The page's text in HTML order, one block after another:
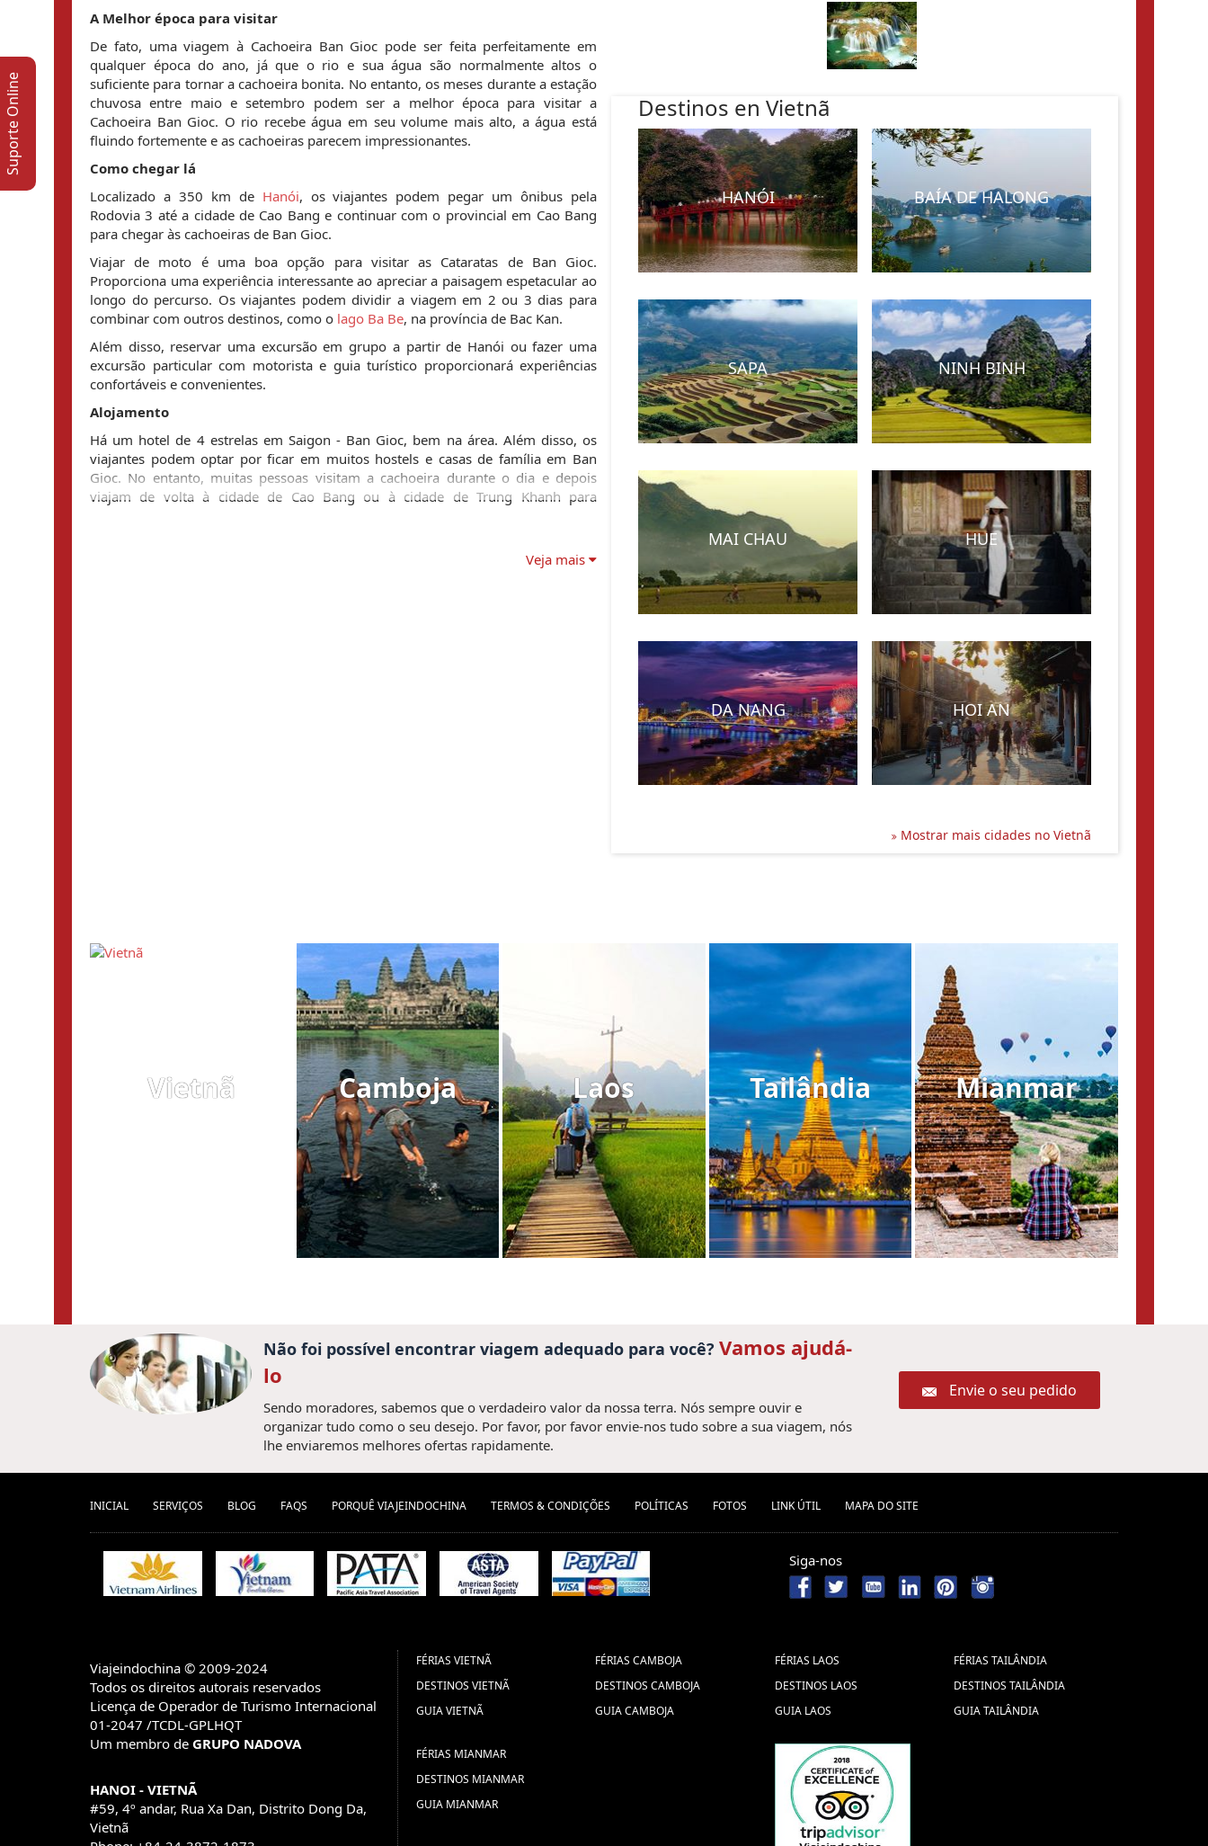
A Melhor época para visitar
De fato, uma viagem à Cachoeira Ban Gioc pode ser feita perfeitamente em
qualquer época do ano, já que o rio e sua água são normalmente altos o
suficiente para tornar a cachoeira bonita. No entanto, os meses durante a estação
chuvosa entre maio e setembro podem ser a melhor época para visitar a
Cachoeira Ban Gioc. O rio recebe água em seu volume mais alto, a água está
fluindo fortemente e as cachoeiras parecem impressionantes.
Como chegar lá
Localizado a 350 km de Hanói, os viajantes podem pegar um ônibus pela
Rodovia 3 até a cidade de Cao Bang e continuar com o provincial em Cao Bang
para chegar às cachoeiras de Ban Gioc.
Viajar de moto é uma boa opção para visitar as Cataratas de Ban Gioc.
Proporciona uma experiência interessante ao apreciar a paisagem espetacular ao
longo do percurso. Os viajantes podem dividir a viagem em 2 ou 3 dias para
combinar com outros destinos, como o lago Ba Be, na província de Bac Kan.
Além disso, reservar uma excursão em grupo a partir de Hanói ou fazer uma
excursão particular com motorista e guia turístico proporcionará experiências
confortáveis ​​e convenientes.
Alojamento
Há um hotel de 4 estrelas em Saigon - Ban Gioc, bem na área. Além disso, os
viajantes podem optar por ficar em muitos hostels e casas de família em Ban
Gioc. No entanto, muitas pessoas visitam a cachoeira durante o dia e depois
viajam de volta à cidade de Cao Bang ou à cidade de Trung Khanh para
Veja mais
Destinos en Vietnã
HANÓI BAÍA DE HALONG
SAPA NINH BINH
MAI CHAU HUE
DA NANG HOI AN
Mostrar mais cidades no Vietnã
Vietnã Camboja Laos Tailândia Mianmar
Suporte Online
Não foi possível encontrar viagem adequado para você?Vamos ajudá-
lo
Sendo moradores, sabemos que o verdadeiro valor da nossa terra. Nós sempre ouvir e
organizar tudo como o seu desejo. Por favor, por favor envie-nos tudo sobre a sua viagem, nós
lhe enviaremos melhores ofertas rapidamente.
Envie o seu pedido
INICIAL SERVIÇOS BLOG FAQS PORQUÊ VIAJEINDOCHINA TERMOS & CONDIÇÕES POLÍTICAS FOTOS LINK ÚTIL MAPA DO SITE
Siga-nos
Viajeindochina © 2009-2024
Todos os direitos autorais reservados
Licença de Operador de Turismo Internacional
01-2047 /TCDL-GPLHQT
Um membro de GRUPO NADOVA
HANOI - VIETNÃ
#59, 4º andar, Rua Xa Dan, Distrito Dong Da,
Vietnã
FÉRIAS VIETNÃ
DESTINOS VIETNÃ
GUIA VIETNÃ
FÉRIAS CAMBOJA
DESTINOS CAMBOJA
GUIA CAMBOJA
FÉRIAS LAOS
DESTINOS LAOS
GUIA LAOS
FÉRIAS TAILÂNDIA
DESTINOS TAILÂNDIA
GUIA TAILÂNDIA
FÉRIAS MIANMAR
DESTINOS MIANMAR
GUIA MIANMAR